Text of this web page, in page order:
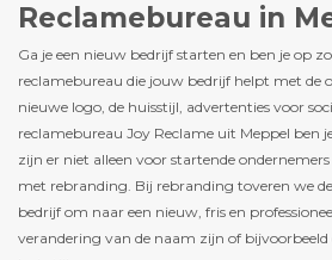
Reclamebureau in
Ga je een nieuw bedrijf starten en ben je op
reclamebureau die jouw bedrijf helpt met
nieuwe logo, de huisstijl, advertenties voor
reclamebureau Joy Reclame uit Meppel ben
zijn er niet alleen voor startende
met rebranding. Bij rebranding toveren we
bedrijf om naar een nieuw, fris en
verandering van de naam zijn of bijvoorbeeld